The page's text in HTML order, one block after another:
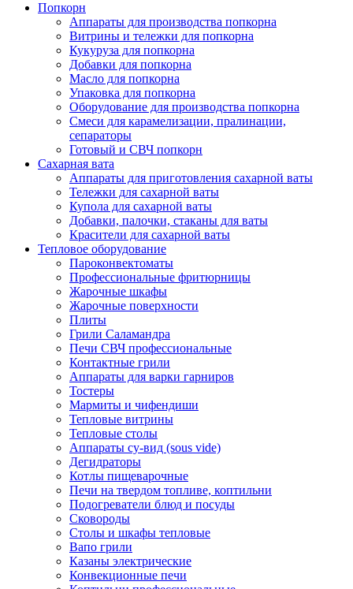
Попкорн
Аппараты для производства попкорна
Витрины и тележки для попкорна
Кукуруза для попкорна
Добавки для попкорна
Масло для попкорна
Упаковка для попкорна
Оборудование для производства попкорна
Смеси для карамелизации, пралинации,
сепараторы
Готовый и СВЧ попкорн
Сахарная вата
Аппараты для приготовления сахарной ваты
Тележки для сахарной ваты
Купола для сахарной ваты
Добавки, палочки, стаканы для ваты
Красители для сахарной ваты
Тепловое оборудование
Пароконвектоматы
Профессиональные фритюрницы
Жарочные шкафы
Жарочные поверхности
Плиты
Грили Саламандра
Печи СВЧ профессиональные
Контактные грили
Аппараты для варки гарниров
Тостеры
Мармиты и чифендиши
Тепловые витрины
Тепловые столы
Аппараты су-вид (sous vide)
Дегидраторы
Котлы пищеварочные
Печи на твердом топливе, коптильни
Подогреватели блюд и посуды
Сковороды
Столы и шкафы тепловые
Вапо грили
Казаны электрические
Конвекционные печи